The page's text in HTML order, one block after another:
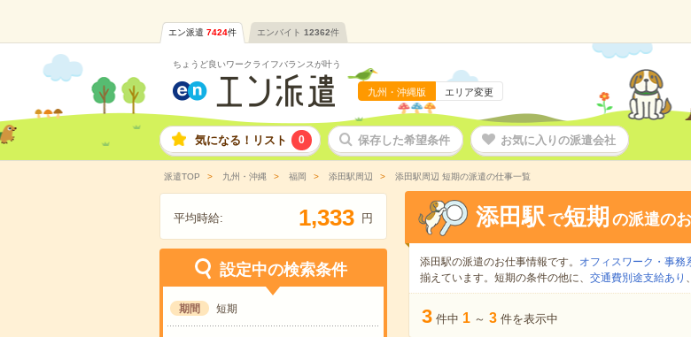
エン派遣 7424件 エンバイト 12362件
ちょうど良いワークライフバランスが叶う
九州・沖縄版 エリア変更
気になる！リスト 0 保存した希望条件 お気に入りの派遣会社
派遣TOP 九州・沖縄 福岡 添田駅周辺 添田駅周辺 短期の派遣の仕事一覧
平均時給: 1,333 円
設定中の検索条件
期間 短期
添田駅 で短期 の派遣の
添田駅の派遣のお仕事情報です。 オフィスワーク・事務
揃えています。短期の条件の他に、 交通費別途支給あり 、
3 件中 1 ～ 3 件を表示中